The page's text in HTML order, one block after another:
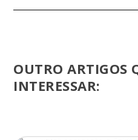
OUTRO ARTIGOS
INTERESSAR: